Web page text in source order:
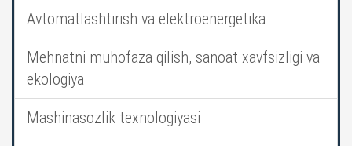
Avtomatlashtirish va elektroenergetika
Mehnatni muhofaza qilish, sanoat xavfsizligi va
ekologiya
Mashinasozlik texnologiyasi